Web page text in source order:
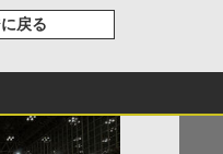
戻る